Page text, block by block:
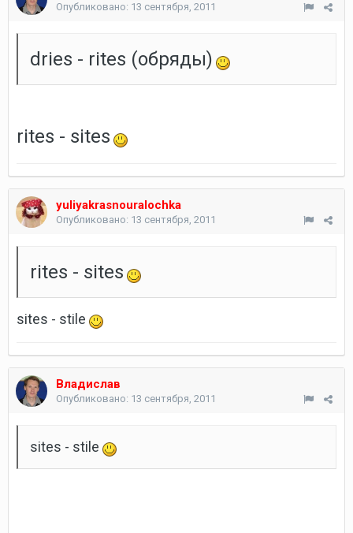
Опубликовано: 13 сентября, 2011
dries - rites (обряды)
rites - sites
yuliyakrasnouralochka
Опубликовано: 13 сентября, 2011
rites - sites
sites - stile
Владислав
Опубликовано: 13 сентября, 2011
sites - stile